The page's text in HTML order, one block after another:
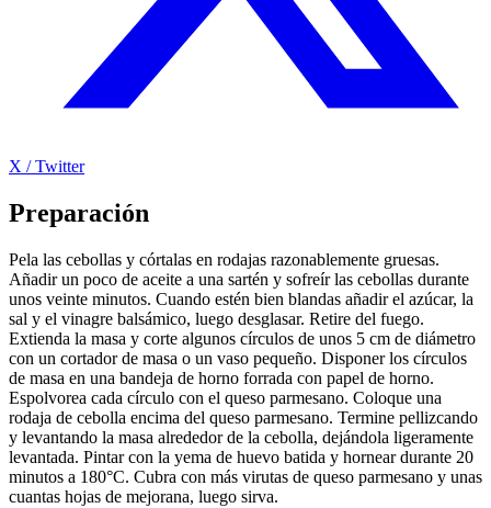
X / Twitter
Preparación
Pela las cebollas y córtalas en rodajas razonablemente gruesas.
Añadir un poco de aceite a una sartén y sofreír las cebollas durante
unos veinte minutos. Cuando estén bien blandas añadir el azúcar, la
sal y el vinagre balsámico, luego desglasar. Retire del fuego.
Extienda la masa y corte algunos círculos de unos 5 cm de diámetro
con un cortador de masa o un vaso pequeño. Disponer los círculos
de masa en una bandeja de horno forrada con papel de horno.
Espolvorea cada círculo con el queso parmesano. Coloque una
rodaja de cebolla encima del queso parmesano. Termine pellizcando
y levantando la masa alrededor de la cebolla, dejándola ligeramente
levantada. Pintar con la yema de huevo batida y hornear durante 20
minutos a 180°C. Cubra con más virutas de queso parmesano y unas
cuantas hojas de mejorana, luego sirva.